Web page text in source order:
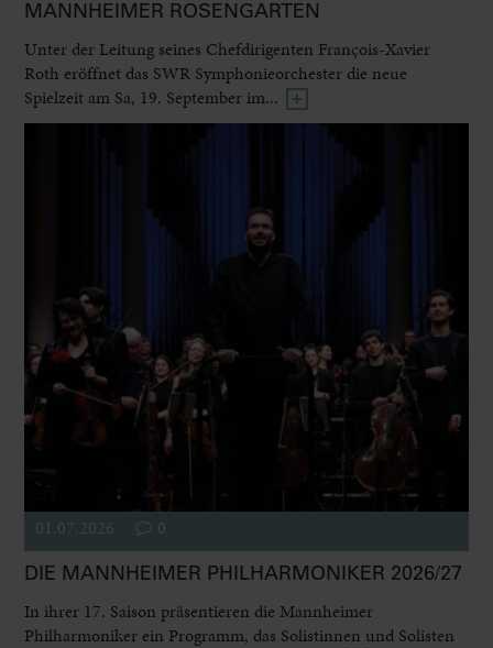
MANNHEIMER ROSENGARTEN
Unter der Leitung seines Chefdirigenten François-Xavier
Roth eröffnet das SWR Symphonieorchester die neue
Spielzeit am Sa, 19. September im...
01.07.2026 0
DIE MANNHEIMER PHILHARMONIKER 2026/27
In ihrer 17. Saison präsentieren die Mannheimer
Philharmoniker ein Programm, das Solistinnen und Solisten